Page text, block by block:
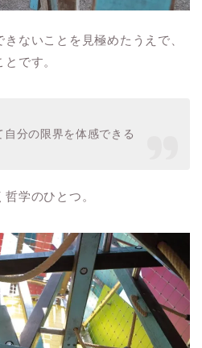
ないことを見極めたうえで、
です。
分の限界を体感できる
学のひとつ。